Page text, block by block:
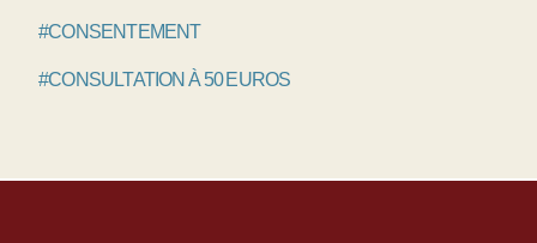
#CONSENTEMENT
#CONSULTATION À 50 EUROS